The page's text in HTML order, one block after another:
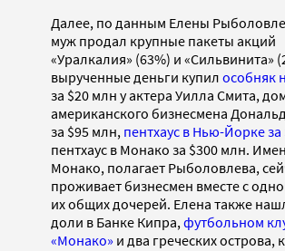
Далее, по данным Елены
муж продал крупные пакеты акций
«Уралкалия» (63%) и «Сильвинита»
вырученные деньги купил особняк
за $20 млн у актера Уилла Смита,
американского бизнесмена
за $95 млн, пентхаус в Нью-Йорке
пентхаус в Монако за $300 млн.
Монако, полагает Рыболовлева,
проживает бизнесмен вместе с
их общих дочерей. Елена также
доли в Банке Кипра, футбольном
«Монако» и два греческих острова,